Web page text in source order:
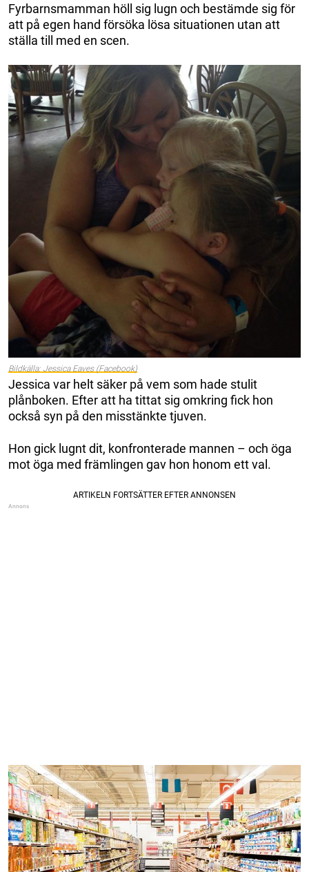
Fyrbarnsmamman höll sig lugn och bestämde sig för
att på egen hand försöka lösa situationen utan att
ställa till med en scen.
Bildkälla: Jessica Eaves (Facebook)
Jessica var helt säker på vem som hade stulit
plånboken. Efter att ha tittat sig omkring fick hon
också syn på den misstänkte tjuven.
Hon gick lugnt dit, konfronterade mannen – och öga
mot öga med främlingen gav hon honom ett val.